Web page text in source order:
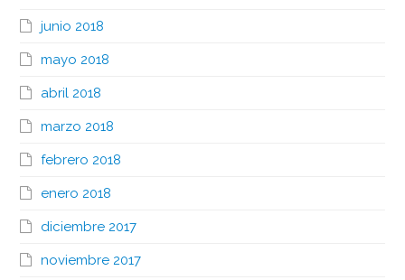
junio 2018
mayo 2018
abril 2018
marzo 2018
febrero 2018
enero 2018
diciembre 2017
noviembre 2017